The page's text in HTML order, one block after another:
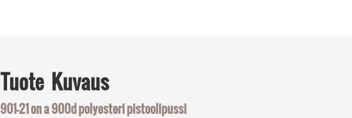
Tuote Kuvaus
901-21 on a900d polyesteripistoolipussi